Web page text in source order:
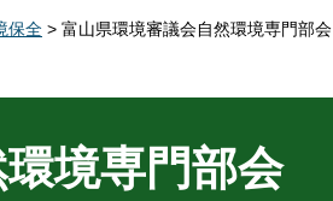
保全 > 富山県環境審議会自然環境専門部会
境専門部会